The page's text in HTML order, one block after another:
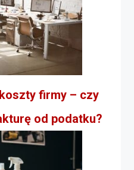
firmy – czy
od podatku?